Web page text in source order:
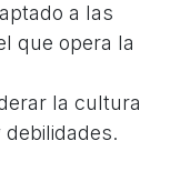
a las
que opera la
la cultura